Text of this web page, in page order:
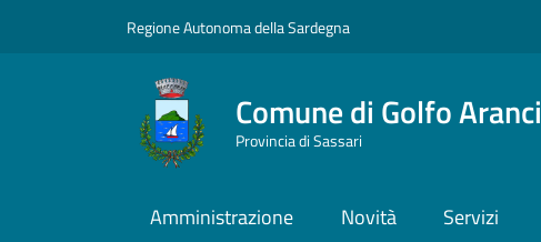
Regione Autonoma della Sardegna
Comune di Golfo Aranci
Provincia di Sassari
Amministrazione Novità Servizi